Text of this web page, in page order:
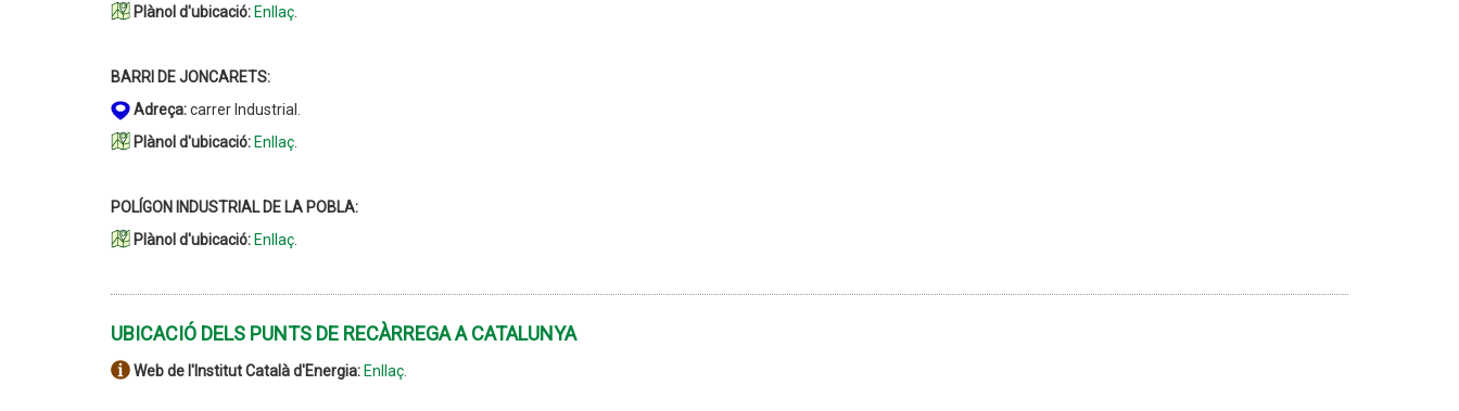
Plànol d'ubicació: Enllaç
BARRI DE JONCARETS:
Adreça:carrer Industrial.
Plànol d'ubicació: Enllaç.
POLÍGON INDUSTRIAL DE LA POBLA:
Plànol d'ubicació: Enllaç.
UBICACIÓ DELS PUNTS DE RECÀRREGA A CATALUNYA
Web de l'Institut Català d'Energia: Enllaç.